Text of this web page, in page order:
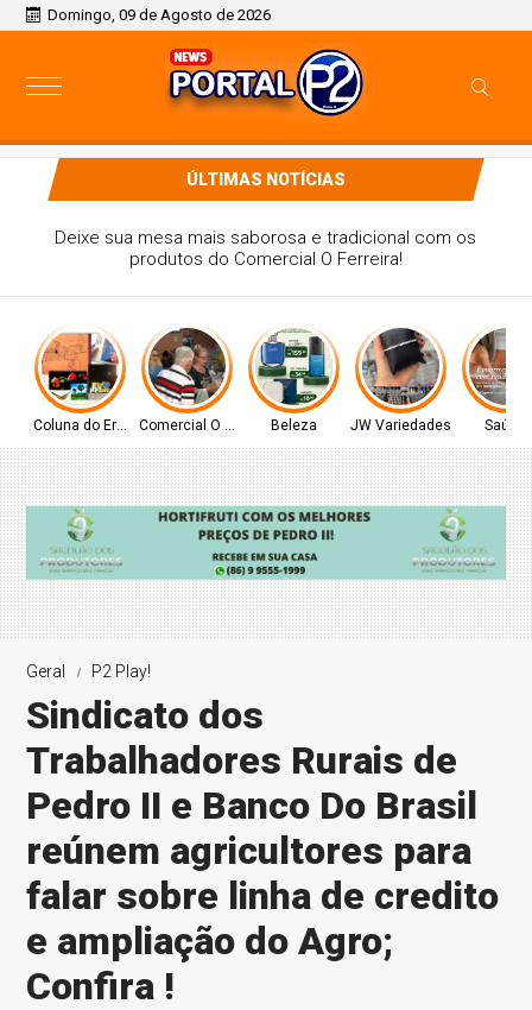
Domingo, 09 de Agosto de 2026
ÚLTIMAS NOTÍCIAS
Deixe sua mesa mais saborosa e tradicional com os
produtos do Comercial O Ferreira!
Coluna do ErnâniComercial O FerreiraBeleza JW Variedades Saúde!
Geral P2 Play!
Sindicato dos
Trabalhadores Rurais de
Pedro II e Banco Do Brasil
reúnem agricultores para
falar sobre linha de credito
e ampliação do Agro;
Confira !